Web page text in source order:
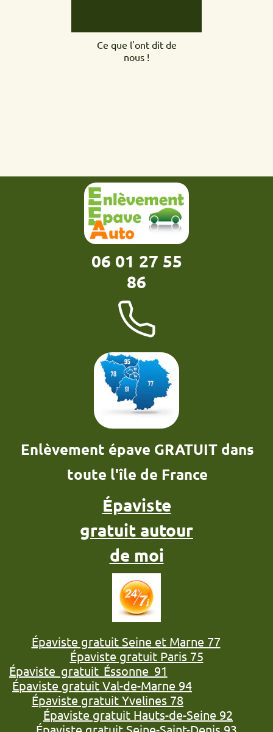
Ce que l'ont dit de
nous !
06 01 27 55
86
Enlèvement épave GRATUIT dans
toute l'île de France
Épaviste
gratuit autour
de moi
Épaviste gratuit Seine et Marne 77
Épaviste gratuit Paris 75
Épaviste gratuit Éssonne 91
Épaviste gratuit Val-de-Marne 94
Épaviste gratuit Yvelines 78
Épaviste gratuit Hauts-de-Seine 92